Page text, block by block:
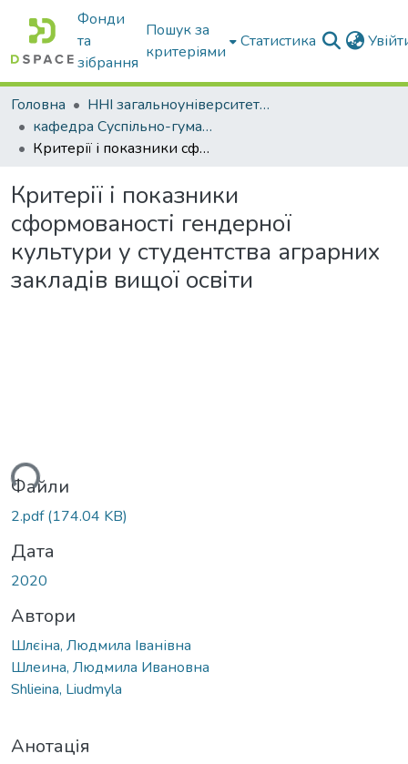
Фонди
та
зібрання
Пошук за
критеріями
Статистика
Головна
ННІ загальноуніверситетської підготовки
кафедра Суспільно-гуманітарні науки
Критерії і показники сформованості гендерної культури у студентства аграрних закладів вищої освіти
Критерії і показники
сформованості гендерної
культури у студентства аграрних
закладів вищої освіти
Файли
2.pdf(174.04 KB)
Дата
2020
Автори
Шлєіна, Людмила Іванівна
Шлеина, Людмила Ивановна
Shlieina, Liudmyla
Анотація